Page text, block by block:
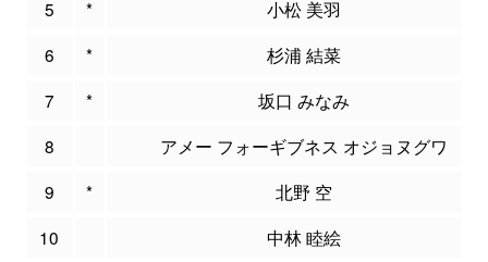
5
*
小松 美羽
6
*
杉浦 結菜
7
*
坂口 みなみ
8
アメー フォーギブネス オジョヌグワ
9
*
北野 空
10
中林 睦絵